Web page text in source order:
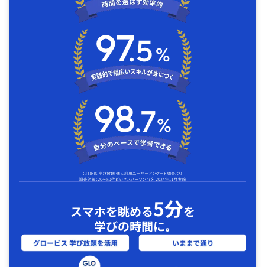
スマホを眺める5分を
学びの時間に｡